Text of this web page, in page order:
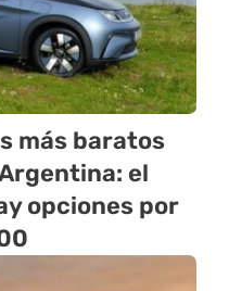
más baratos
el
opciones por